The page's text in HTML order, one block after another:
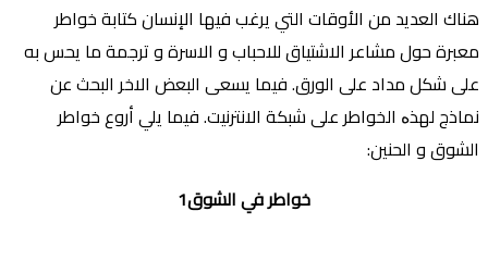
هناك العديد من اﻷوقات التي يرغب فيها اﻹنسان كتابة خواطر
معبرة حول مشاعر الاشتياق للاحباب و الاسرة و ترجمة ما يحس به
على شكل مداد على الورق. فيما يسعى البعض الاخر البحث عن
نماذج لهذە الخواطر على شبكة الانترنيت. فيما يلي أروع خواطر
الشوق و الحنين:
خواطر في الشوق1